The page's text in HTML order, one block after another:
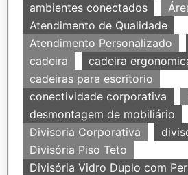
ambientes conectados
Atendimento de Qualidade
Atendimento Personalizado
cadeira
cadeira
cadeiras para escritorio
conectividade corporativa
desmontagem de mobiliário
Divisoria Corporativa
Divisória Piso Teto
Divisória Vidro Duplo com